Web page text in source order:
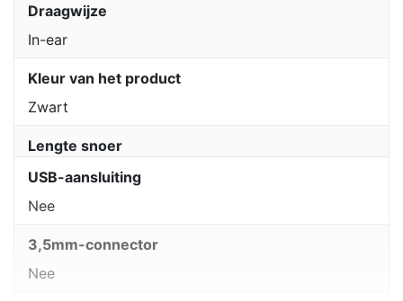
Draagwijze
In-ear
Kleur van het product
Zwart
Lengte snoer
USB-aansluiting
Nee
3,5mm-connector
Nee